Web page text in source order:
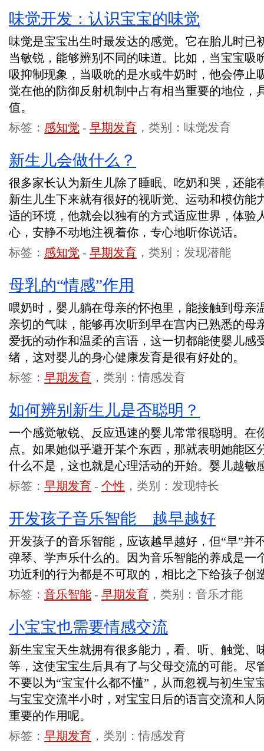
味觉开发：认识宝宝的味觉
味觉是宝宝出生时最发达的感觉。它在胎儿时已
当敏锐，能够辨别不同的味道。比如，当宝宝吸
吸抑制现象，当吸吮的是水或牛奶时，他会停止
觉在他的防御反射机制中占有相当重要的地位，
值。
标签： 感知觉 - 早期发育 ，类别：味觉发育
新生儿会做什么？
很多家长认为新生儿除了睡眠、吃奶和哭，还能
新生儿生下来就有很好的视听觉、运动和模仿能
适的环境，他就会以独有的方式适应世界，体验
心，安静不动地注视着你，专心地听你说话。
标签： 感知觉 - 早期发育 ，类别：发现潜能
母乳的“情感”作用
喂奶时，婴儿躺在母亲的怀抱里，能接触到母亲
亲切的气味，能够再次听到早在宫内已熟悉的母
爱抚的动作和温柔的言语，这一切都能使婴儿感
绪，这对婴儿的身心健康发育是很有好处的。
标签： 早期发育 ，类别：情感发育
如何辨别新生儿是否聪明？
一个感觉敏锐、反应迅速的婴儿常常很聪明。在
点。如果她似乎避开某个东西，那就表明她能区
什么不是，这也就是心理活动的开始。婴儿越敏
标签： 早期发育 - 个性 ，类别：发现特长
开发孩子音乐智能 越早越好
开发孩子的音乐智能，应该越早越好，但“早”并
弹琴、学声乐什么的。因为音乐智能的养成是一
功近利的行为都是不可取的，相比之下给孩子创
标签： 音乐智能 - 早期发育 ，类别：音乐才能
小宝宝也需要情感交流
新生宝宝天生就拥有很多能力，看、听、触觉、
等，这使宝宝生后具有了与父母交流的可能。尽
不要以为“宝宝什么都不懂”，从而忽视与初生宝
与宝宝交流半小时，对宝宝日后的语言交流和人
重要的作用呢。
标签： 早期发育 ，类别：情感发育